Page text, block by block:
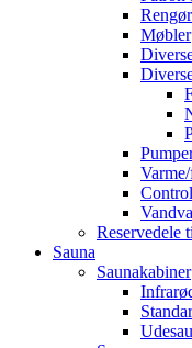
Møbler
Reservedele
Sauna
Saunakabiner